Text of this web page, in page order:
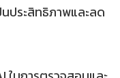
นประสิทธิภาพและลด